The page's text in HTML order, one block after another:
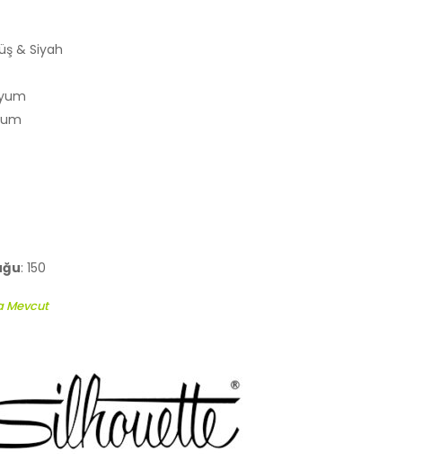
& Siyah
: 150
Mevcut